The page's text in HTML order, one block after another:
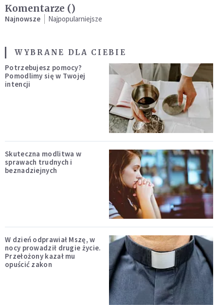
Komentarze ()
Najnowsze Najpopularniejsze
WYBRANE DLA CIEBIE
Potrzebujesz pomocy?
Pomodlimy się w Twojej
intencji
Skuteczna modlitwa w
sprawach trudnych i
beznadziejnych
W dzień odprawiał Mszę, w
nocy prowadził drugie życie.
Przełożony kazał mu
opuścić zakon